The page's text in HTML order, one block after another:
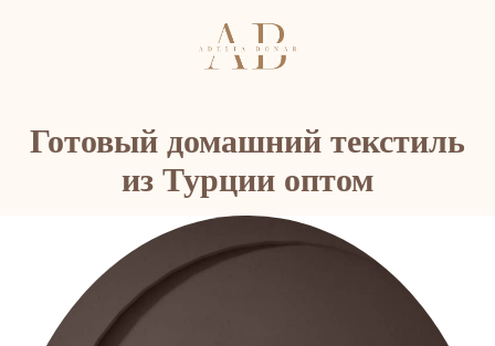
Готовый домашний текстиль
из Турции оптом